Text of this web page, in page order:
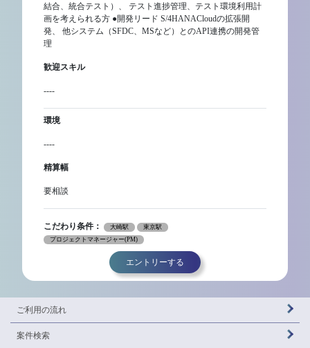
結合、統合テスト）、 テスト進捗管理、テスト環境利用計
画を考えられる方 ●開発リード S/4HANACloudの拡張開
発、 他システム（SFDC、MSなど）とのAPI連携の開発管
理
歓迎スキル
----
環境
----
精算幅
要相談
こだわり条件： 大崎駅
東京駅
プロジェクトマネージャー(PM)
エントリーする
ご利用の流れ
案件検索